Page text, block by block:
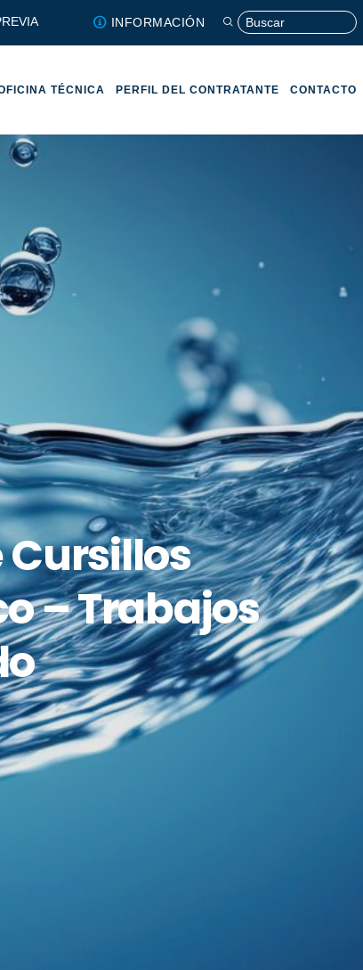
INFORMACIÓN
TÉCNICA PERFIL DEL CONTRATANTE CONTACTO
– Trabajos